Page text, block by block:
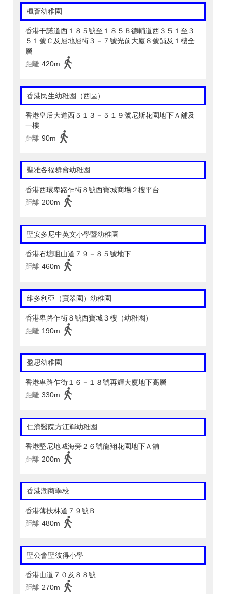
楓薈幼稚園
香港干諾道西１８５號至１８５Ｂ德輔道西３５１至３
５１號Ｃ及屈地屈街３－７號光前大廈８號舖及１樓全
層
距離 420m
香港民生幼稚園（西區）
香港皇后大道西５１３－５１９號尼斯花園地下Ａ舖及
一樓
距離 90m
聖雅各福群會幼稚園
香港西環卑路乍街８號西寶城商場２樓平台
距離 200m
聖安多尼中英文小學暨幼稚園
香港石塘咀山道７９－８５號地下
距離 460m
維多利亞（寶翠園）幼稚園
香港卑路乍街８號西寶城３樓（幼稚園）
距離 190m
盈思幼稚園
香港卑路乍街１６－１８號再輝大廈地下高層
距離 330m
仁濟醫院方江輝幼稚園
香港堅尼地城海旁２６號龍翔花園地下Ａ舖
距離 200m
香港潮商學校
香港薄扶林道７９號Ｂ
距離 480m
聖公會聖彼得小學
香港山道７０及８８號
距離 270m